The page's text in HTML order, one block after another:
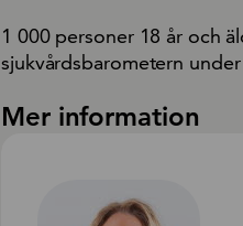
1 000 personer 18 år och
sjukvårdsbarometern
Mer information